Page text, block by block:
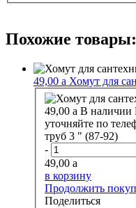
Похожие товары:
49,00 a Хомут для
49,00 a В наличии
уточняйте по
труб 3 " (87-92)
-
49,00 a
в корзину
Продолжить
Поделиться